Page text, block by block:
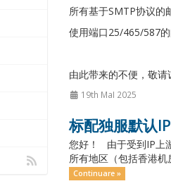
所有基于SMTP协议的
使用端口25/465/587
由此带来的不便，敬请
19th MaI 2025
标配独服默认
您好！ 由于受到IP上
所有地区（包括香港
Continuare »